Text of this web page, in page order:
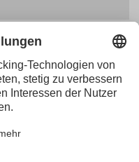
6020 Innsbruck
Instagram